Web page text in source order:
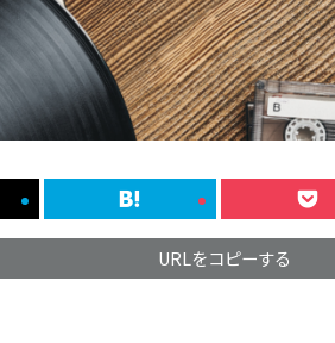
URLをコピーする